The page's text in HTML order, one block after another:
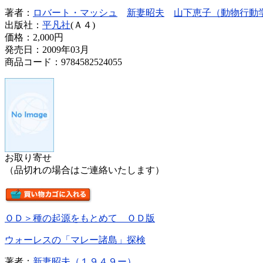
著者： ロバート・マッシュ 新妻昭夫
山下恵子（動物行動
出版社： 平凡社(Ａ４)
価格： 2,000円
発売日：2009年03月
商品コード：9784582524055
お取り寄せ
（品切れの場合はご連絡いたします）
ＯＤ＞種の起源をもとめて ＯＤ版
ウォーレスの「マレー諸島」探検